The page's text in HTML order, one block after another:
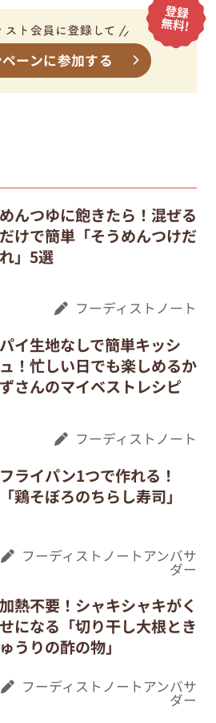
ーンに参加する
めんつゆに飽きたら！混ぜる
だけで簡単「そうめんつけだ
れ」5選
フーディストノート
パイ生地なしで簡単キッシ
ュ！忙しい日でも楽しめるか
ずさんのマイベストレシピ
フーディストノート
フライパン1つで作れる！
「鶏そぼろのちらし寿司」
フーディストノートアンバサ
ダー
加熱不要！シャキシャキがく
せになる「切り干し大根とき
ゅうりの酢の物」
フーディストノートアンバサ
ダー